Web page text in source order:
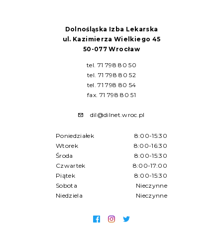
Dolnośląska Izba Lekarska
ul. Kazimierza Wielkiego 45
50-077 Wrocław
tel. 71 798 80 50
tel. 71 798 80 52
tel. 71 798 80 54
fax. 71 798 80 51
dil@dilnet.wroc.pl
Poniedziałek
8:00-15:30
Wtorek
8:00-16:30
Środa
8:00-15:30
Czwartek
8:00-17:00
Piątek
8:00-15:30
Sobota
Nieczynne
Niedziela
Nieczynne